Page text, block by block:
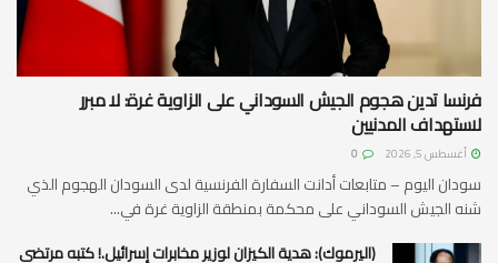
فرنسا تدين هجوم الجيش السوداني على الزاوية غرة: لا مبرر
لاستهداف المدنيين
أغسطس 5, 2026
سودان اليوم – متابعات أدانت السفارة الفرنسية لدى السودان الهجوم الذي
شنه الجيش السوداني على محكمة بمنطقة الزاوية غرة في...
(اليرموك): هدية الكيزان لوزير مخابرات إسرائيل.! كتبه مرتضى